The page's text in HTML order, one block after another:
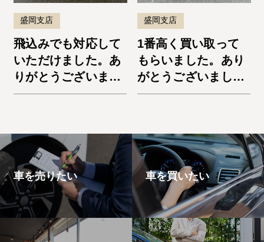
盛岡支店
飛込みでも対応して
いただけました。あ
りがとうございまし
た。デリカD:5
盛岡支店
1番高く買い取って
もらいました。あり
がとうございまし
た。ノートe-Power
車を売りたい 車を買いたい